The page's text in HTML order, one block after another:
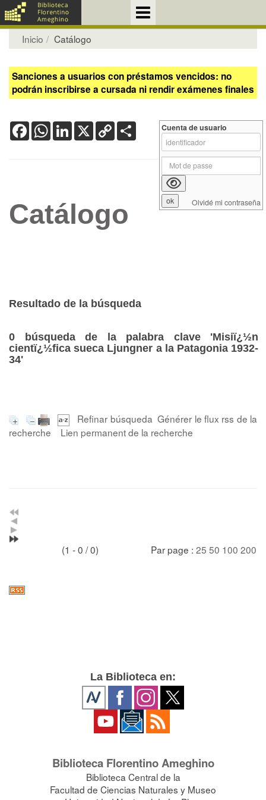
Inicio Catálogo
Sanciones a usuarios con préstamos vencidos: no
podrán inscribirse a cursada ni rendir exámenes finales
FacebookWhatsApp
LinkedIn
X Copy
Link
Catálogo
Resultado de la búsqueda
0 búsqueda de la palabra clave 'Misiï¿½n
cientï¿½fica sueca Ljungner a la Patagonia 1932-
34'
Refinar búsqueda Générer le flux rss de la
recherche
Lien permanent de la recherche
(1 - 0 / 0) Par page : 25 50 100 200
Cuenta de usuario
Olvidé mi contraseña
La Biblioteca en:
Biblioteca Florentino Ameghino
Biblioteca Central de la
Facultad de Ciencias Naturales y Museo